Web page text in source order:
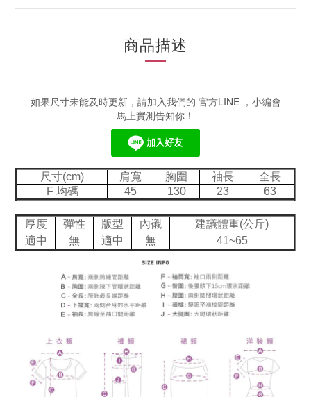
商品描述
如果尺寸未能及時更新，請加入我們的 官方LINE ，小編會
馬上實測告知你！
尺寸(cm) 肩寬 胸圍 袖長
全長
F 均碼
45 130 23 63
厚度 彈性 版型 內襯
建議體重(公斤)
適中
無 適中 無 41~65